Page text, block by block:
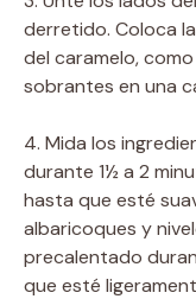
derretido. Coloca
del caramelo,
sobrantes en una
4. Mida los
durante 1½ a 2
hasta que esté
albaricoques y
precalentado
que esté